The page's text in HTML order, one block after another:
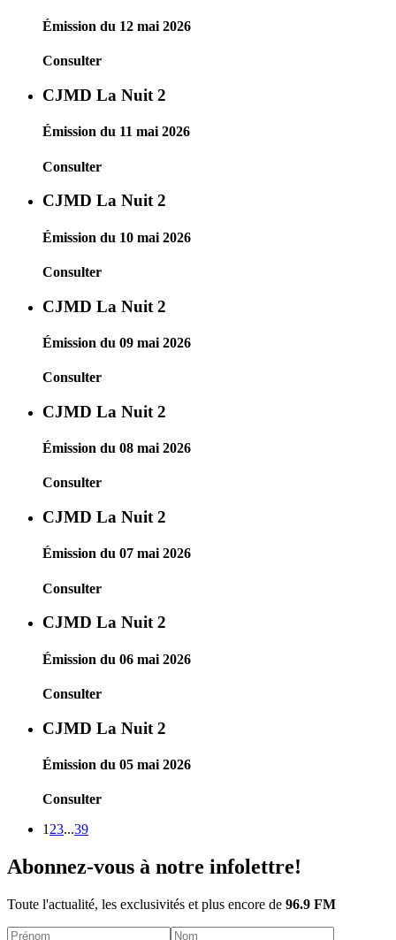
Émission du 12 mai 2026
Consulter
CJMD La Nuit 2
Émission du 11 mai 2026
Consulter
CJMD La Nuit 2
Émission du 10 mai 2026
Consulter
CJMD La Nuit 2
Émission du 09 mai 2026
Consulter
CJMD La Nuit 2
Émission du 08 mai 2026
Consulter
CJMD La Nuit 2
Émission du 07 mai 2026
Consulter
CJMD La Nuit 2
Émission du 06 mai 2026
Consulter
CJMD La Nuit 2
Émission du 05 mai 2026
Consulter
1 23...39
Abonnez-vous à notre infolettre!
Toute l'actualité, les exclusivités et plus encore de 96.9 FM